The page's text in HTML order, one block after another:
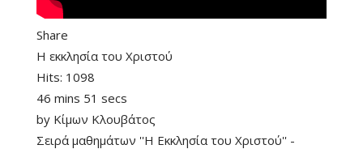
Share
Η εκκλησία του Χριστού
Hits: 1098
46 mins 51 secs
by Κίμων Κλουβάτος
Σειρά μαθημάτων ''Η Εκκλησία του Χριστού'' -